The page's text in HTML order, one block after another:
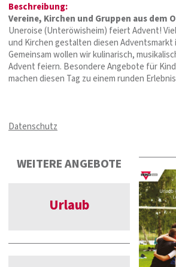
Beschreibung:
Vereine, Kirchen und Gruppen aus dem
Uneroise (Unteröwisheim) feiert Advent!
und Kirchen gestalten diesen Adventsmarkt
Gemeinsam wollen wir kulinarisch,
Advent feiern. Besondere Angebote für
machen diesen Tag zu einem runden
Datenschutz
WEITERE ANGEBOTE
Urlaub